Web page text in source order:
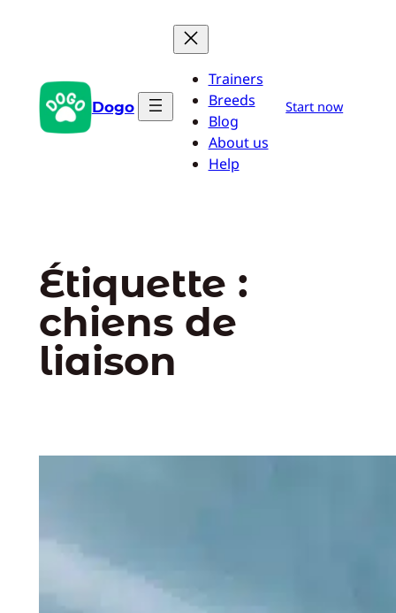
Dogo
Trainers
Breeds
Blog
About us
Help
Start now
Étiquette :
chiens de
liaison